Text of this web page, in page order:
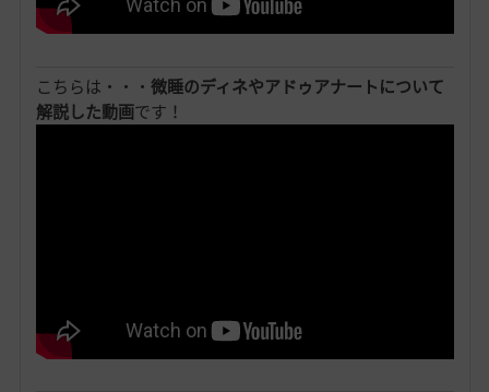
こちらは・・・ 微睡のディネやアドゥアナートについて
解説した動画です！